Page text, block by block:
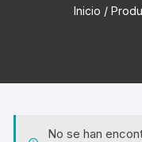
Inicio /
No se han